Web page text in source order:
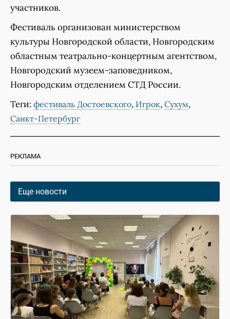
участников.
Фестиваль организован министерством
культуры Новгородской области, Новгородским
областным театрально-концертным агентством,
Новгородский музеем-заповедником,
Новгородским отделением СТД России.
Теги: фестиваль Достоевского, Игрок, Сухум,
Санкт-Петербург
РЕКЛАМА
Еще новости